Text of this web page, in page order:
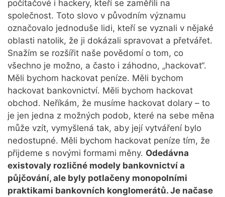
počítačové i hackery, kteří se zaměřili na
společnost. Toto slovo v původním významu
označovalo jednoduše lidi, kteří se vyznali v nějaké
oblasti natolik, že ji dokázali spravovat a přetvářet.
Snažím se rozšířit naše povědomí o tom, co
všechno je možno, a často i záhodno, „hackovat“.
Měli bychom hackovat peníze. Měli bychom
hackovat bankovnictví. Měli bychom hackovat
obchod. Neříkám, že musíme hackovat dolary – to
je jen jedna z možných podob, které na sebe měna
může vzít, vymyšlená tak, aby její vytváření bylo
nedostupné. Měli bychom hackovat peníze tím, že
přijdeme s novými formami měny. Odedávna
existovaly rozličné modely bankovnictví a
půjčování, ale byly potlačeny monopolními
praktikami bankovních konglomerátů. Je načase